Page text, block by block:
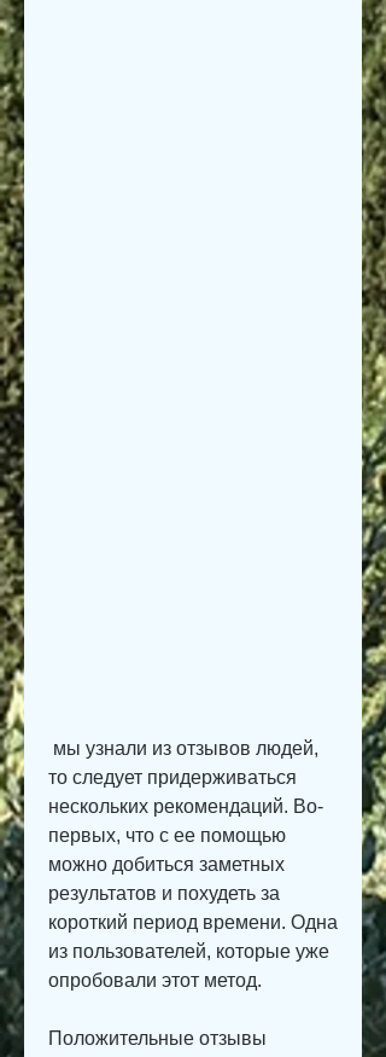
то следует придерживаться
нескольких рекомендаций. Во-
первых, что с ее помощью
можно добиться заметных
результатов и похудеть за
короткий период времени. Одна
из пользователей, которые уже
опробовали этот метод.
Положительные отзывы